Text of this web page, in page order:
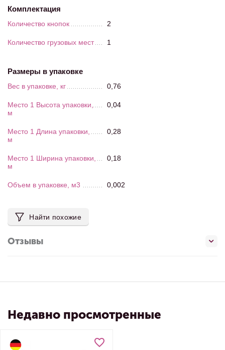
Комплектация
Количество кнопок 2
Количество грузовых мест 1
Размеры в упаковке
Вес в упаковке, кг 0,76
Место 1 Высота упаковки,
м
0,04
Место 1 Длина упаковки,
м
0,28
Место 1 Ширина упаковки,
м
0,18
Объем в упаковке, м3 0,002
Найти похожие
Отзывы
Недавно просмотренные